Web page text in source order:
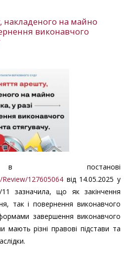
на майно
виконавчого
127605064 від 14.05.2025 у
зазначила, що як закінчення
так і повернення виконавчого
завершення виконавчого
різні правові підстави та